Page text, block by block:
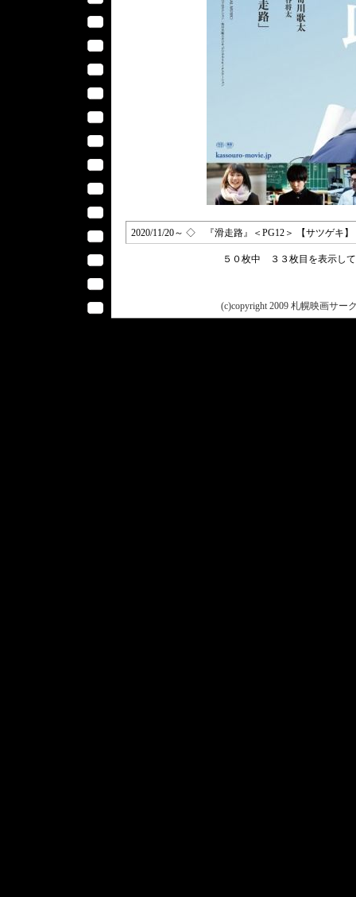
2020/11/20～ ◇ 『滑走路』＜PG12＞ 【サツゲキ】
５０枚中 ３３枚目を表示し
(c)copyright 2009 札幌映画サー